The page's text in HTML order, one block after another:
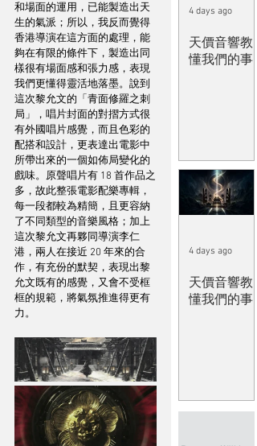
和場面的運用，已能製造出天
生的氣派；所以，我反而覺得
香港導演在這方面的處理，能
夠在有限的條件下，製造出同
樣很有場面感和張力感，表現
我們更懂得靈活地落墨。說到
這次黎允文的「青面修羅之刺
局」，唱片封面的對摺方式很
有外國唱片感覺，而且色彩的
配搭和設計，更表達出電影中
所帶出來的一個如佈局變化的
戲味。原聲唱片有 18 首作品之
多，故此整張電影配樂專輯，
每一段都較為精簡，且更容納
了不同類型的音樂風格；加上
這次黎允文再夥同導演李仁
港，兩人在接近 20 年來的合
作，有充份的默契，表現出黎
允文既有的感覺，又會不受框
框的規範，將氣氛推進得更有
力。
天價音響教
懂我們的事
4 days ago
天價音響教
懂我們的事
4 days ago